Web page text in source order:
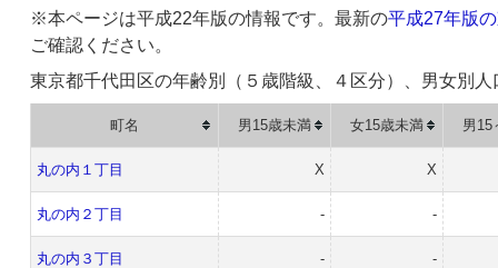
※本ページは平成22年版の情報です。最新の平成27年版
ご確認ください。
東京都千代田区の年齢別（５歳階級、４区分）、男女別人
町名 男15歳未満 女15歳未満 男15
丸の内１丁目 X X
丸の内２丁目 - -
丸の内３丁目 - -